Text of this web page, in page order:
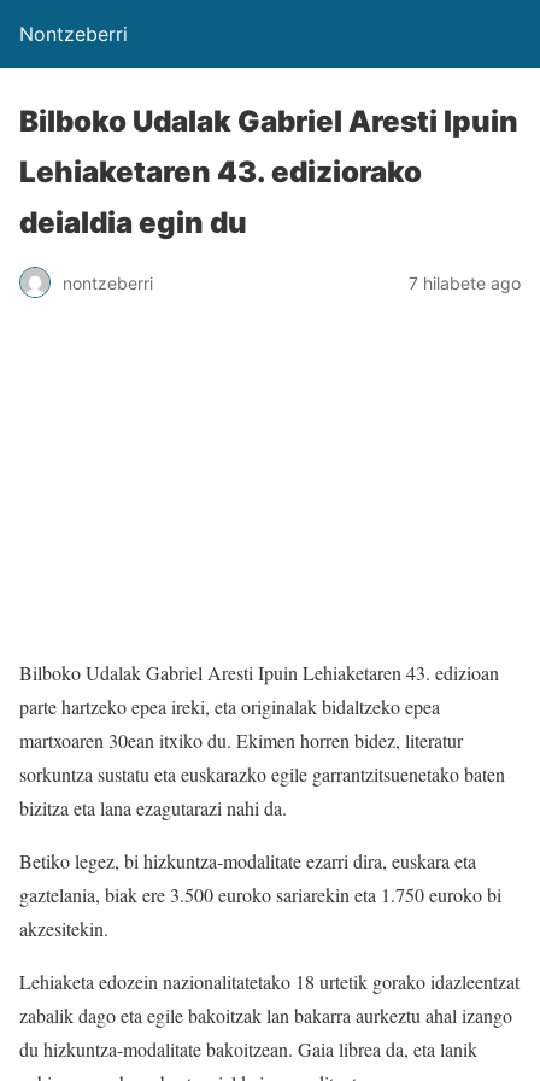
Nontzeberri
Bilboko Udalak Gabriel Aresti Ipuin
Lehiaketaren 43. ediziorako
deialdia egin du
nontzeberri 7 hilabete ago
Bilboko Udalak Gabriel Aresti Ipuin Lehiaketaren 43. edizioan
parte hartzeko epea ireki, eta originalak bidaltzeko epea
martxoaren 30ean itxiko du. Ekimen horren bidez, literatur
sorkuntza sustatu eta euskarazko egile garrantzitsuenetako baten
bizitza eta lana ezagutarazi nahi da.
Betiko legez, bi hizkuntza-modalitate ezarri dira, euskara eta
gaztelania, biak ere 3.500 euroko sariarekin eta 1.750 euroko bi
akzesitekin.
Lehiaketa edozein nazionalitatetako 18 urtetik gorako idazleentzat
zabalik dago eta egile bakoitzak lan bakarra aurkeztu ahal izango
du hizkuntza-modalitate bakoitzean. Gaia librea da, eta lanik